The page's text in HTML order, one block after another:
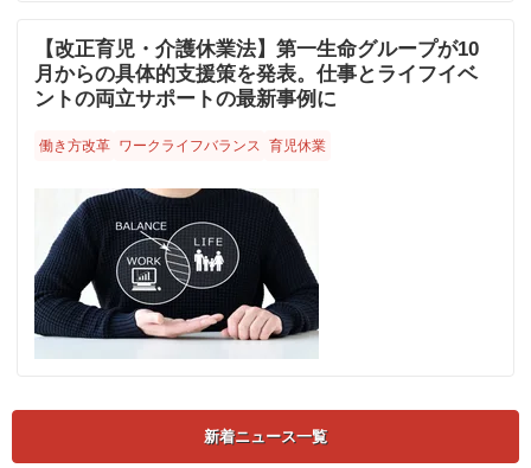
【改正育児・介護休業法】第一生命グループが10
月からの具体的支援策を発表。仕事とライフイベ
ントの両立サポートの最新事例に
働き方改革 ワークライフバランス 育児休業
新着ニュース一覧